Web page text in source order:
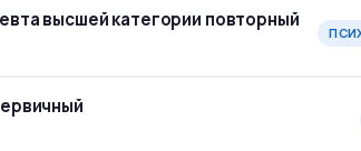
высшей категории повторный